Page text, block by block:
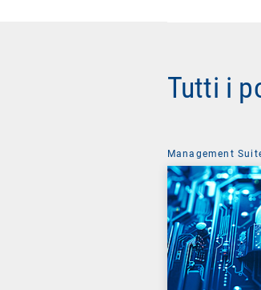
Tutti i
Management